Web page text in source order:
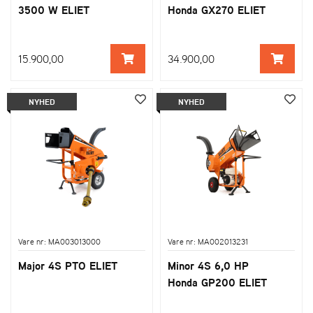
3500 W ELIET
15.900,00
Honda GX270 ELIET
34.900,00
NYHED
Vare nr: MA003013000
Major 4S PTO ELIET
NYHED
Vare nr: MA002013231
Minor 4S 6,0 HP
Honda GP200 ELIET